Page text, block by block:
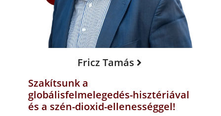
Fricz Tamás
Szakítsunk a
globálisfelmelegedés-hisztériával
és a szén-dioxid-ellenességgel!